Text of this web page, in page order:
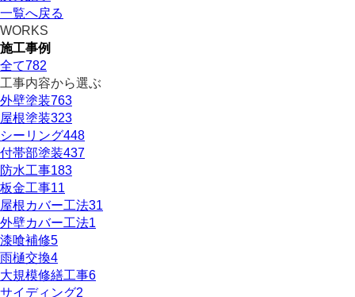
一覧へ戻る
WORKS
施工事例
全て782
工事内容から選ぶ
外壁塗装763
屋根塗装323
シーリング448
付帯部塗装437
防水工事183
板金工事11
屋根カバー工法31
外壁カバー工法1
漆喰補修5
雨樋交換4
大規模修繕工事6
サイディング2